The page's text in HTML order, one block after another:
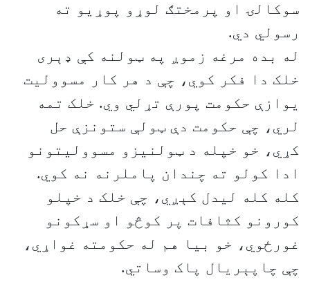
سوکالۍ او پرمختګ لوړو پوړیو ته
رسولي دي.
له بده مرغه زموږ په ټولنه کې ډېری
خلک دا فکر کوي، چې د هر کار مسوولیت
یوازې حکومت پورې تړلي وي. خلک تمه
لري، چې حکومت دې ټولې ستونزې حل
کړي، خو خپله د ټولنیزو مسوولیتونو
ادا کولو ته چندان پاملرنه نه کوي.
کله کله لیدل کېږي، چې خلک د خپلو
کورونو کثافات پر کوڅو او سړکونو
غورځوي، خو بیا هم له حکومته غواړي،
چې چاپېریال پاک وساتي.